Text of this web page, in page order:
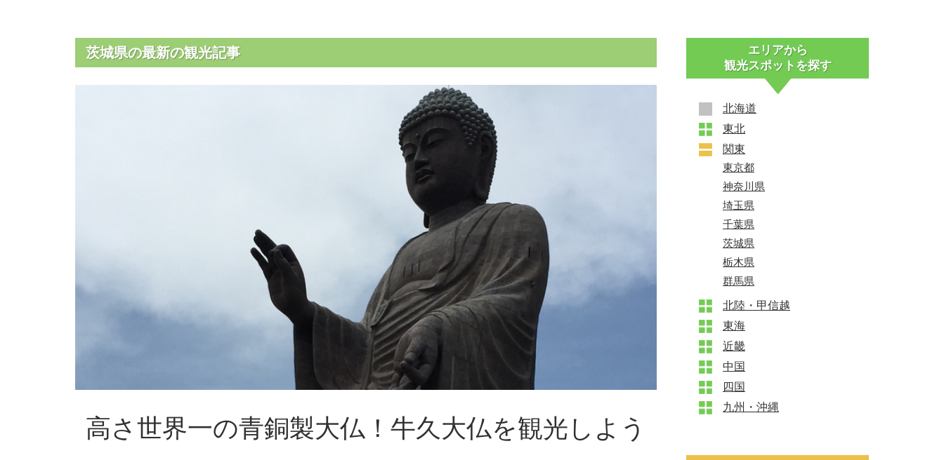
茨城県の最新の観光記事
高さ世界一の青銅製大仏！牛久大仏を観光しよう
エリアから
観光スポットを探す
北海道
東北
関東
東京都
神奈川県
埼玉県
千葉県
茨城県
栃木県
群馬県
北陸・甲信越
東海
近畿
中国
四国
九州・沖縄